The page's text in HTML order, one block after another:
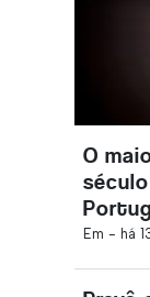
O
Em - há